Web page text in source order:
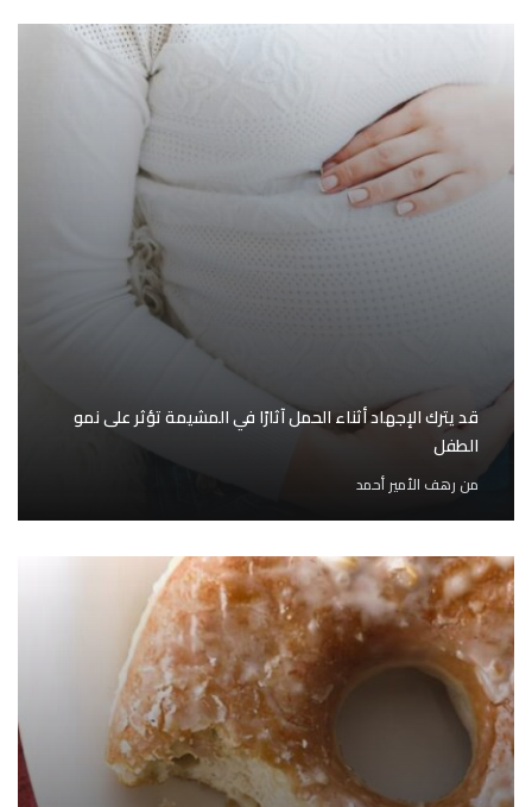
قد يترك الإجهاد أثناء الحمل آثارًا في المشيمة تؤثر على نمو
الطفل
من رهف الأمير أحمد